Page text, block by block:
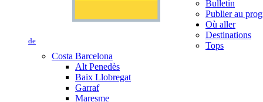
de
Bulletin
Publier au
Où aller
Destinations
Tops
Costa Barcelona
Alt Penedès
Baix Llobregat
Garraf
Maresme